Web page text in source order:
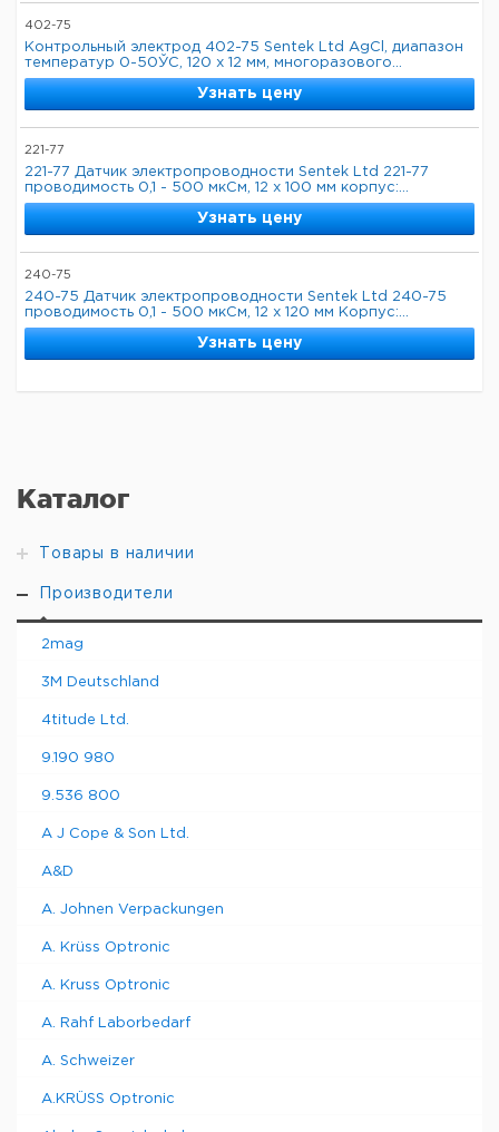
Каталог
Товары в наличии
Производители
2mag
3M Deutschland
4titude Ltd.
9.190 980
9.536 800
A J Cope & Son Ltd.
A&D
A. Johnen Verpackungen
A. Krüss Optronic
A. Kruss Optronic
A. Rahf Laborbedarf
A. Schweizer
A.KRÜSS Optronic
402-75
Контрольный электрод 402-75 Sentek Ltd AgCl, диапазон
температур 0-50ЎC, 120 x 12 мм, многоразового...
Узнать цену
221-77
221-77 Датчик электропроводности Sentek Ltd 221-77
проводимость 0,1 - 500 мкСм, 12 х 100 мм корпус:...
Узнать цену
240-75
240-75 Датчик электропроводности Sentek Ltd 240-75
проводимость 0,1 - 500 мкСм, 12 x 120 мм Корпус:...
Узнать цену